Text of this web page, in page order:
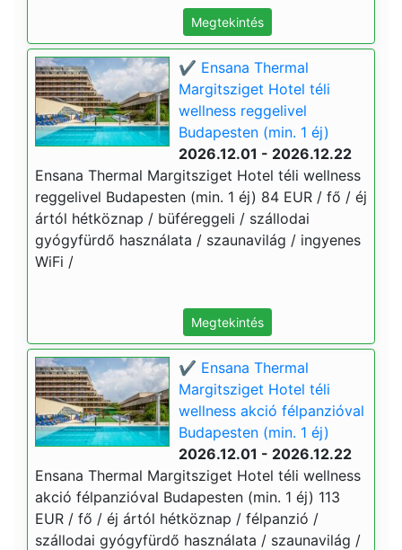
Megtekintés
✔️ Ensana Thermal
Margitsziget Hotel téli
wellness reggelivel
Budapesten (min. 1 éj)
2026.12.01 - 2026.12.22
Ensana Thermal Margitsziget Hotel téli wellness
reggelivel Budapesten (min. 1 éj) 84 EUR / fő / éj
ártól hétköznap / büféreggeli / szállodai
gyógyfürdő használata / szaunavilág / ingyenes
WiFi /
Megtekintés
✔️ Ensana Thermal
Margitsziget Hotel téli
wellness akció félpanzióval
Budapesten (min. 1 éj)
2026.12.01 - 2026.12.22
Ensana Thermal Margitsziget Hotel téli wellness
akció félpanzióval Budapesten (min. 1 éj) 113
EUR / fő / éj ártól hétköznap / félpanzió /
szállodai gyógyfürdő használata / szaunavilág /